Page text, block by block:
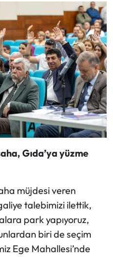
Gıda’ya yüzme
müjdesi veren
talebimizi ilettik,
park yapıyoruz,
biri de seçim
Ege Mahallesi’nde